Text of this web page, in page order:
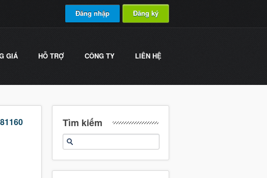
Đăng nhập Đăng ký
GIÁ HỖ TRỢ CÔNG TY LIÊN HỆ
Tìm kiếm